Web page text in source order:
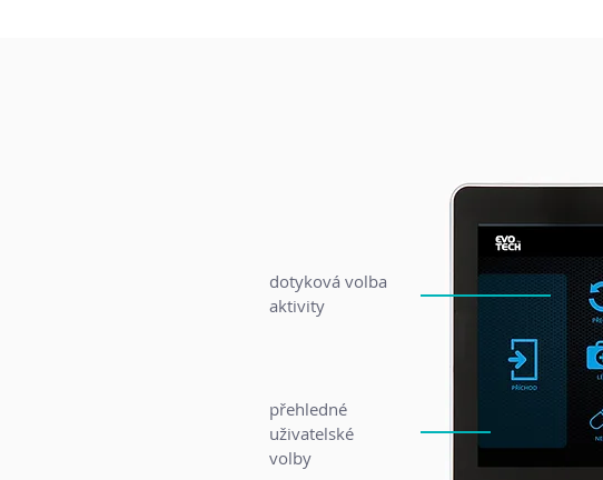
dotyková volba
aktivity
přehledné
uživatelské
volby